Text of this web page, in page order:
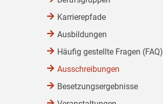
Karrierepfade
Ausbildungen
Häufig gestellte Fragen (FAQ)
Ausschreibungen
Besetzungsergebnisse